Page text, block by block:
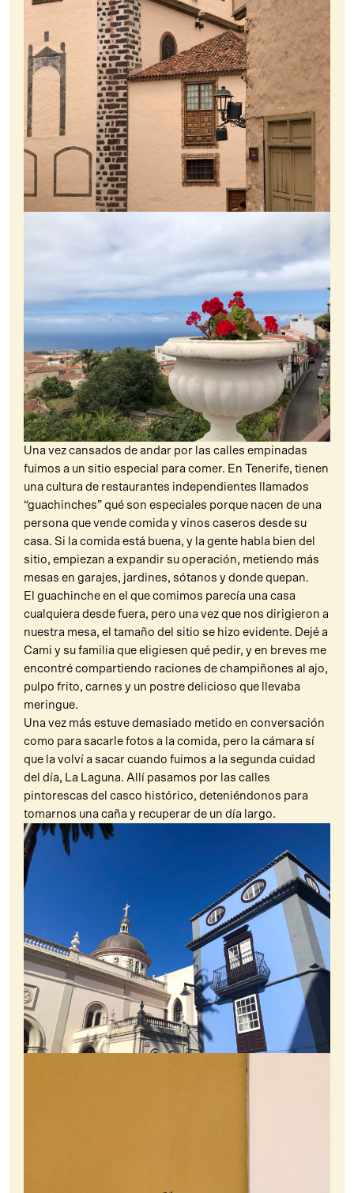
Una vez cansados de andar por las calles empinadas
fuimos a un sitio especial para comer. En Tenerife, tienen
una cultura de restaurantes independientes llamados
“guachinches” qué son especiales porque nacen de una
persona que vende comida y vinos caseros desde su
casa. Si la comida está buena, y la gente habla bien del
sitio, empiezan a expandir su operación, metiendo más
mesas en garajes, jardines, sótanos y donde quepan.
El guachinche en el que comimos parecía una casa
cualquiera desde fuera, pero una vez que nos dirigieron a
nuestra mesa, el tamaño del sitio se hizo evidente. Dejé a
Cami y su familia que eligiesen qué pedir, y en breves me
encontré compartiendo raciones de champiñones al ajo,
pulpo frito, carnes y un postre delicioso que llevaba
meringue.
Una vez más estuve demasiado metido en conversación
como para sacarle fotos a la comida, pero la cámara sí
que la volví a sacar cuando fuimos a la segunda cuidad
del día, La Laguna. Allí pasamos por las calles
pintorescas del casco histórico, deteniéndonos para
tomarnos una caña y recuperar de un día largo.